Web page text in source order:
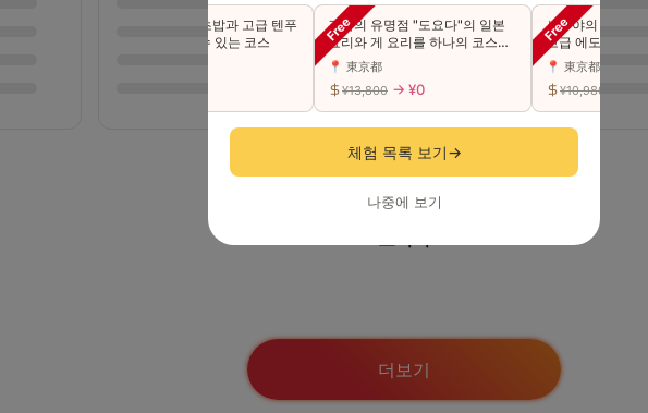
동반자 ☆ 고급 초밥과 고급 텐푸
라를 모두 즐길 수 있는 코스
긴자의 유명점 "도요다"의 일본
요리와 게 요리를 하나의 코스에
서 사치스럽게 맛본다（동반 가
📍 東京都
¥13,800 → ¥0
시부야의 초인기점이
고급 에도마에 초밥 "
카세 코스를 만끽하세
📍 東京都
¥10,980 → ¥0
체험 목록 보기→
나중에 보기
더보기